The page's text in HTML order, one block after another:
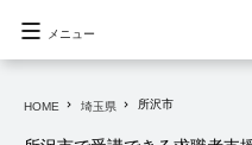
メニュー
HOME navigate_next 埼玉県 navigate_next 所沢市